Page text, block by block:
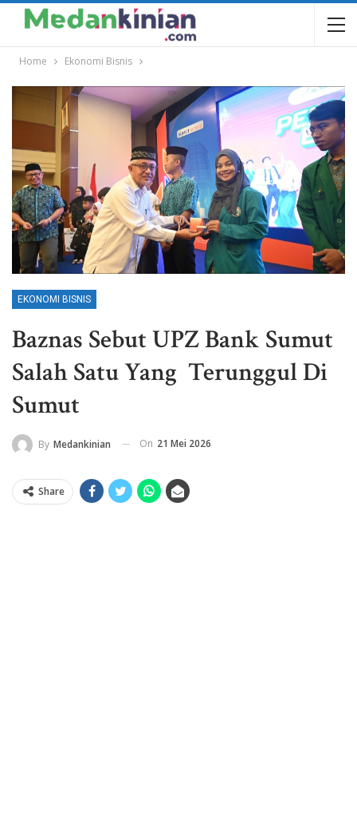
Home Ekonomi Bisnis
EKONOMI BISNIS
Baznas Sebut UPZ Bank Sumut
Salah Satu Yang Terunggul Di
Sumut
By Medankinian On 21 Mei 2026
Share